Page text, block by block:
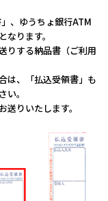
、ゆうちょ銀行ATM
ります。
りする納品書（ご利用
は、「払込受領書」も
。
りいたします。